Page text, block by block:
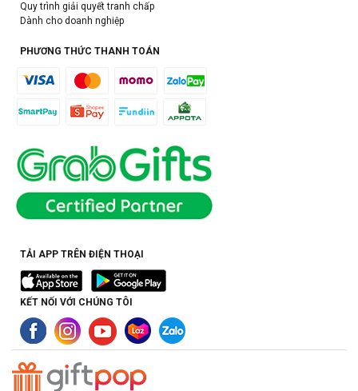
Quy trình giải quyết tranh chấp
Dành cho doanh nghiệp
PHƯƠNG THỨC THANH TOÁN
TẢI APP TRÊN ĐIỆN THOẠI
KẾT NỐI VỚI CHÚNG TÔI